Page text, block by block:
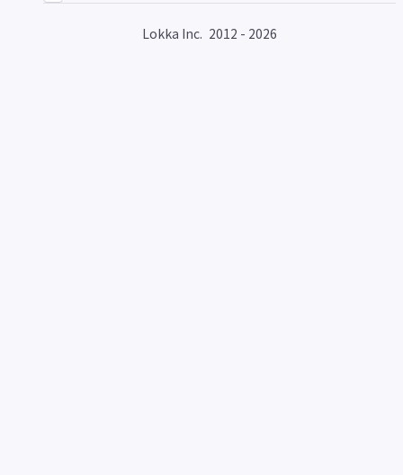
Lokka Inc. 2012 - 2026